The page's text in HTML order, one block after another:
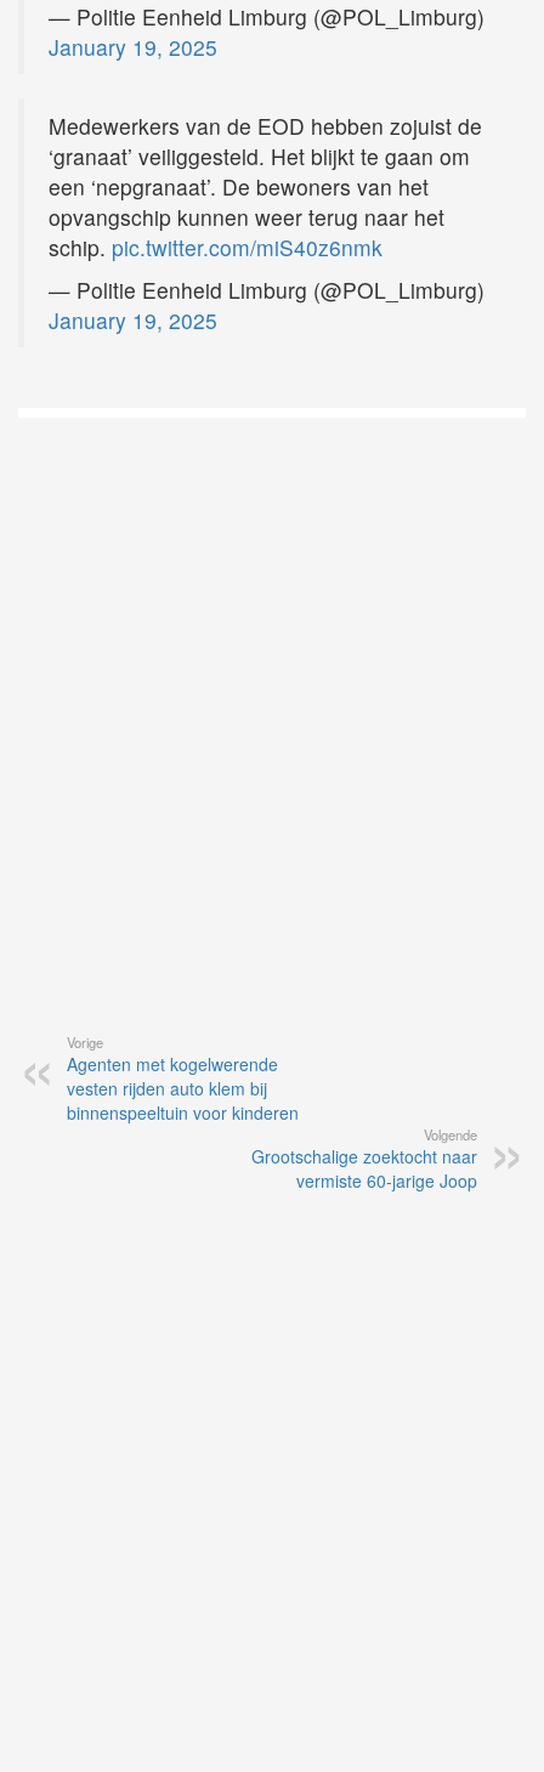
— Politie Eenheid Limburg (@POL_Limburg)
January 19, 2025
Medewerkers van de EOD hebben zojuist de
‘granaat’ veiliggesteld. Het blijkt te gaan om
een ‘nepgranaat’. De bewoners van het
opvangschip kunnen weer terug naar het
schip. pic.twitter.com/miS40z6nmk
— Politie Eenheid Limburg (@POL_Limburg)
January 19, 2025
Vorige
Agenten met kogelwerende
vesten rijden auto klem bij
binnenspeeltuin voor kinderen
Volgende
Grootschalige zoektocht naar
vermiste 60-jarige Joop